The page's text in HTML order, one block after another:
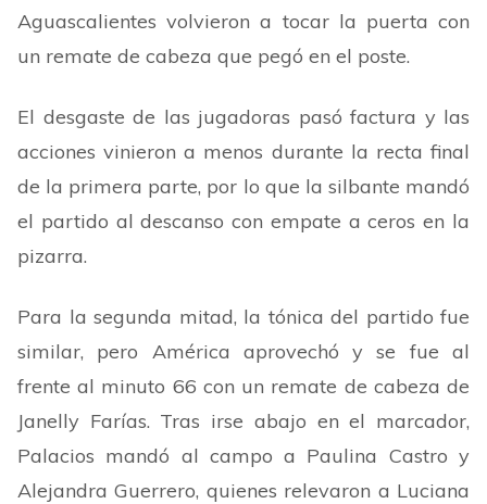
Aguascalientes volvieron a tocar la puerta con
un remate de cabeza que pegó en el poste.
El desgaste de las jugadoras pasó factura y las
acciones vinieron a menos durante la recta final
de la primera parte, por lo que la silbante mandó
el partido al descanso con empate a ceros en la
pizarra.
Para la segunda mitad, la tónica del partido fue
similar, pero América aprovechó y se fue al
frente al minuto 66 con un remate de cabeza de
Janelly Farías. Tras irse abajo en el marcador,
Palacios mandó al campo a Paulina Castro y
Alejandra Guerrero, quienes relevaron a Luciana